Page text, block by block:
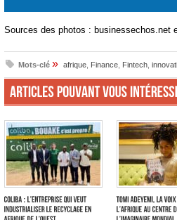
Sources des photos : businessechos.net
Mots-clé » afrique Finance Fintech